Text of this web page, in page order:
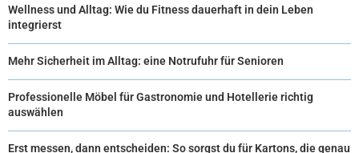
Wellness und Alltag: Wie du Fitness dauerhaft in dein Leben
integrierst
Mehr Sicherheit im Alltag: eine Notrufuhr für Senioren
Professionelle Möbel für Gastronomie und Hotellerie richtig
auswählen
Erst messen, dann entscheiden: So sorgst du für Kartons, die genau